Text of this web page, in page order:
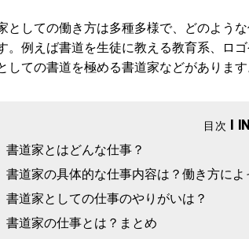
としての働き方は多種多様で、どのよう
。例えば書道を生徒に教える教育系、ロ
しての書道を極める書道家などがあります
書道家とはどんな仕事？
書道家の具体的な仕事内容は？働き方によ
書道家としての仕事のやりがいは？
書道家の仕事とは？まとめ